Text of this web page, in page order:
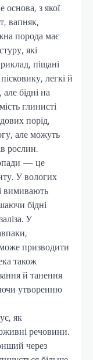
основа, з якої
вапняк,
порода має
які
піщані
легкі й
бідні на
глинисті
порід,
але можуть
рослин.
— це
У вологих
вимивають
бідні
У
призводити
також
й танення
утворенню
як
речовини.
через